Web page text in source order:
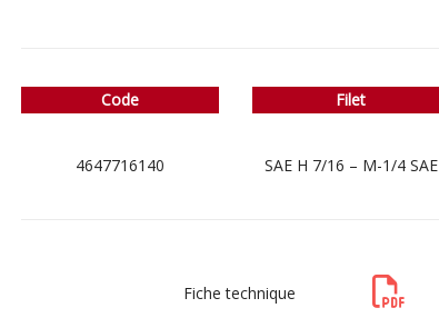
Code
4647716140
Filet
SAE H 7/16 – M-1/4 SAE
Fiche technique